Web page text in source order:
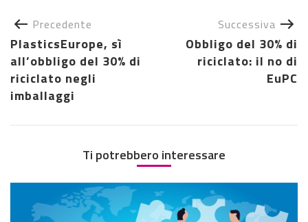
Precedente
PlasticsEurope, sì
all’obbligo del 30% di
riciclato negli
imballaggi
Successiva
Obbligo del 30% di
riciclato: il no di
EuPC
Ti potrebbero interessare